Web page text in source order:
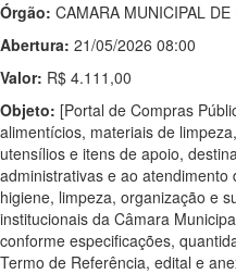
Órgão: CAMARA MUNICIPAL
Abertura: 21/05/2026 08:00
Valor: R$ 4.111,00
Objeto: [Portal de Compras
alimentícios, materiais de
utensílios e itens de apoio,
administrativas e ao
higiene, limpeza, organização e
institucionais da Câmara
conforme especificações,
Termo de Referência, edital e